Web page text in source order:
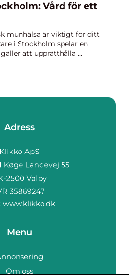
Vård för ett
munhälsa är viktigt för ditt
i Stockholm spelar en
att upprätthålla ...
Adress
www.klikko.dk
Menu
Om oss